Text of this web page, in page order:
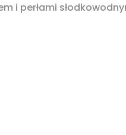
i perłami